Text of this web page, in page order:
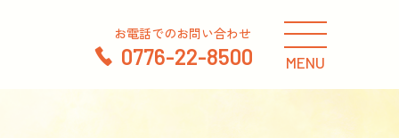
お電話でのお問い合わせ
0776-22-8500 MENU